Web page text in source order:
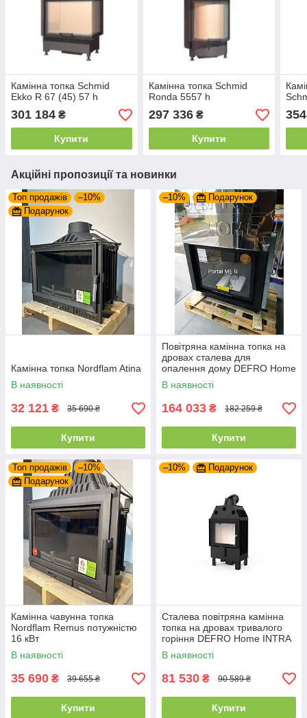
Камінна топка Schmid
Ekko R 67 (45) 57 h
301 184 ₴
Купити
Камінна топка Schmid
Ronda 5557 h
297 336₴
Купити
Акційні пропозиції та новинки
Топ продажів
–10%
Подарунок
Камінна топка Nordflam Atina
В наявності
32 121 ₴ 35 690 ₴
Купити
–10% Подарунок
Повітряна камінна топка на
дровах сталева для
опалення дому DEFRO Home
PORTAL ME G з підйомними
дверцятами
В наявності
164 033 ₴ 182 259 ₴
Купити
Топ продажів
–10%
Подарунок
Камінна чавунна топка
Nordflam Remus потужністю
16 кВт
В наявності
35 690 ₴ 39 655 ₴
Купити
–10% Подарунок
Сталева повітряна камінна
топка на дровах тривалого
горіння DEFRO Home INTRA
SM
В наявності
81 530 ₴ 90 589 ₴
Купити